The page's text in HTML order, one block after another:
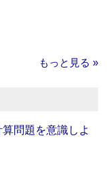
もっと見る »
算問題を意識しよ